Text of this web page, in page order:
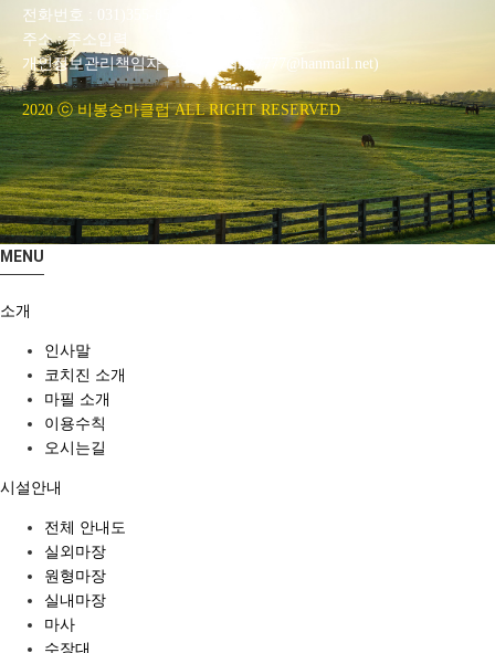
전화번호 : 031)355-8518
주소 : 주소입력
개인정보관리책임자 : 이은정(ejlee7777@hanmail.net)
2020 ⓒ 비봉승마클럽 ALL RIGHT RESERVED
MENU
소개
인사말
코치진 소개
마필 소개
이용수칙
오시는길
시설안내
전체 안내도
실외마장
원형마장
실내마장
마사
수장대